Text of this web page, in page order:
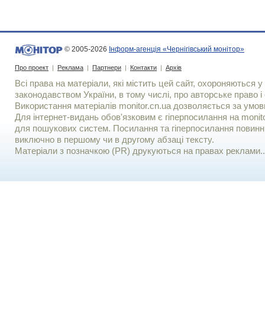
© 2005-2026 Інформ-агенція «Чернігівський монітор»
Про проект | Реклама | Партнери | Контакти | Архів
Всі права на матеріали, які містить цей сайт, охороняються у
законодавством України, в тому числі, про авторське право і
Використання матерiалiв monitor.cn.ua дозволяється за
Для iнтернет-видань обов'язковим є гiперпосилання на
для пошукових систем. Посилання та гіперпосилання
виключно в першому чи в другому абзаці тексту.
Матеріали з позначкою (PR) друкуються на правах реклами..